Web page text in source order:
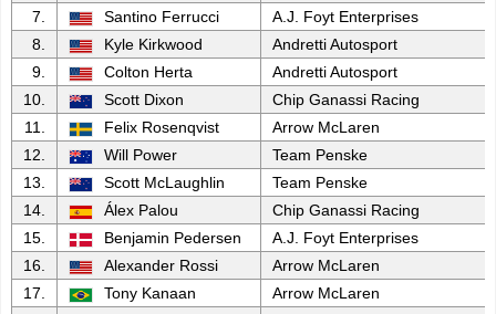
7.
Santino Ferrucci
A.J. Foyt Enterprises
8.
Kyle Kirkwood
Andretti Autosport
9.
Colton Herta
Andretti Autosport
10.
Scott Dixon
Chip Ganassi Racing
11.
Felix Rosenqvist
Arrow McLaren
12.
Will Power
Team Penske
13.
Scott McLaughlin
Team Penske
14.
Álex Palou
Chip Ganassi Racing
15.
Benjamin Pedersen
A.J. Foyt Enterprises
16.
Alexander Rossi
Arrow McLaren
17.
Tony Kanaan
Arrow McLaren